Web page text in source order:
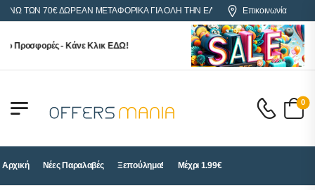
ΤΩΝ 70€ ΔΩΡΕΑΝ ΜΕΤΑΦΟΡΙΚΑ ΓΙΑ ΟΛΗ ΤΗΝ ΕΛΛΑΔΑ Επικοινωνία
Προσφορές - Κάνε Κλικ ΕΔΩ!
0
Αρχική Νέες Παραλαβές Ξεπούλημα! Μέχρι 1.99€